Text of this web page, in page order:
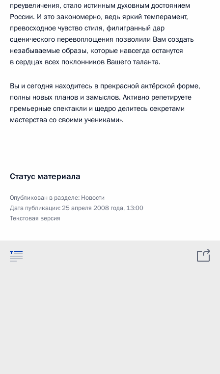
преувеличения, стало истинным духовным достоянием
России. И это закономерно, ведь яркий темперамент,
превосходное чувство стиля, филигранный дар
сценического перевоплощения позволили Вам создать
незабываемые образы, которые навсегда останутся
в сердцах всех поклонников Вашего таланта.
Вы и сегодня находитесь в прекрасной актёрской форме,
полны новых планов и замыслов. Активно репетируете
премьерные спектакли и щедро делитесь секретами
мастерства со своими учениками».
Статус материала
Опубликован в разделе: Новости
Дата публикации:25 апреля 2008 года, 13:00
Текстовая версия